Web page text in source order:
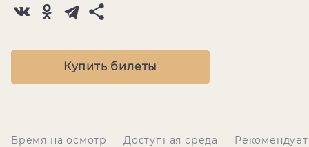
Купить билеты
Время на осмотр Доступная среда